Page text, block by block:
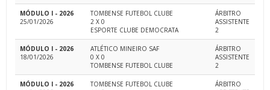
MÓDULO I - 2026
25/01/2026
TOMBENSE FUTEBOL CLUBE
2 X 0
ESPORTE CLUBE DEMOCRATA
ÁRBITRO
ASSISTENTE
2
MÓDULO I - 2026
18/01/2026
ATLÉTICO MINEIRO SAF
0 X 0
TOMBENSE FUTEBOL CLUBE
ÁRBITRO
ASSISTENTE
2
MÓDULO I - 2026
TOMBENSE FUTEBOL CLUBE
ÁRBITRO